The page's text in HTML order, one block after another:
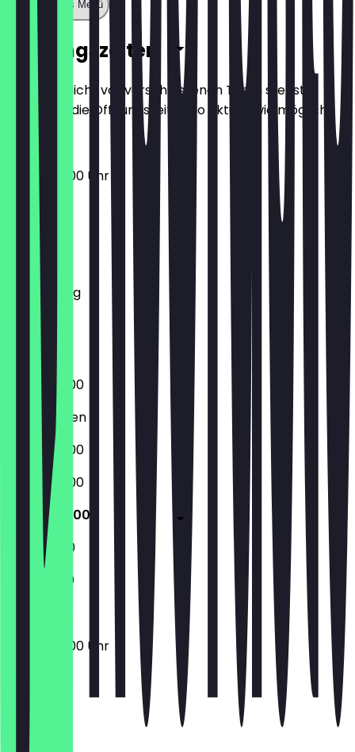
Zeige ganzes Menü
Öffnungszeiten
Damit du nicht vor verschlossenen Türen stehst,
halten wir die Öffnungszeiten so aktuell wie möglich.
07:00 - 18:00 Uhr
Montag
Dienstag
Mittwoch
Donnerstag
Freitag
Samstag
Sonntag
07:00 - 18:00
Geschlossen
07:00 - 18:00
07:00 - 18:00
07:00 - 18:00
11:30 - 18:00
11:30 - 19:00
07:00 - 18:00 Uhr
Ort